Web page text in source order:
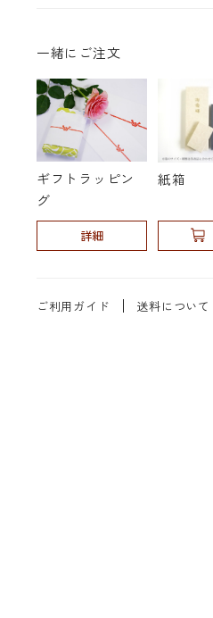
一緒にご注文
ギフトラッピン
グ
詳細
紙箱
ご利用ガイド 送料について